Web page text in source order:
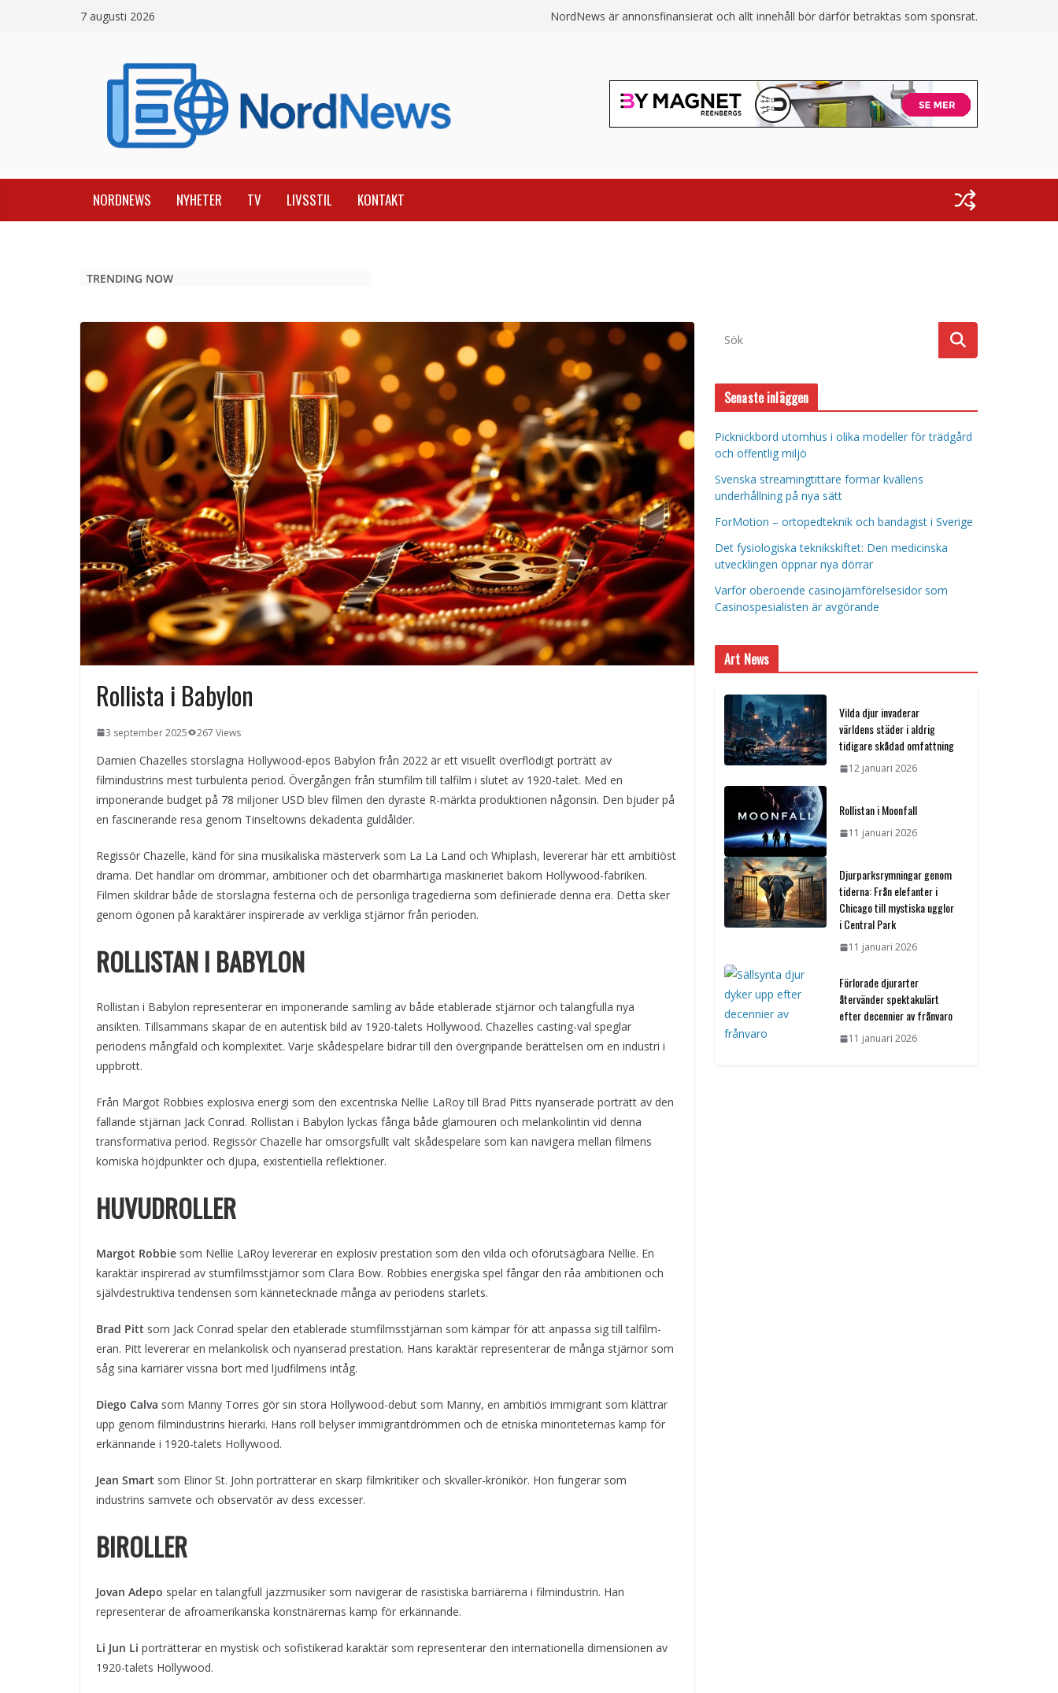
7 augusti 2026 NordNews är annonsfinansierat och allt innehåll bör därför betraktas som sponsrat.
NORDNEWS NYHETER TV LIVSSTIL KONTAKT
TRENDING NOW
Rollista i Babylon
3 september 2025 267 Views
Damien Chazelles storslagna Hollywood-epos Babylon från 2022 är ett visuellt överflödigt porträtt av
filmindustrins mest turbulenta period. Övergången från stumfilm till talfilm i slutet av 1920-talet. Med en
imponerande budget på 78 miljoner USD blev filmen den dyraste R-märkta produktionen någonsin. Den bjuder på
en fascinerande resa genom Tinseltowns dekadenta guldålder.
Regissör Chazelle, känd för sina musikaliska mästerverk som La La Land och Whiplash, levererar här ett ambitiöst
drama. Det handlar om drömmar, ambitioner och det obarmhärtiga maskineriet bakom Hollywood-fabriken.
Filmen skildrar både de storslagna festerna och de personliga tragedierna som definierade denna era. Detta sker
genom ögonen på karaktärer inspirerade av verkliga stjärnor från perioden.
ROLLISTAN I BABYLON
Rollistan i Babylon representerar en imponerande samling av både etablerade stjärnor och talangfulla nya
ansikten. Tillsammans skapar de en autentisk bild av 1920-talets Hollywood. Chazelles casting-val speglar
periodens mångfald och komplexitet. Varje skådespelare bidrar till den övergripande berättelsen om en industri i
uppbrott.
Från Margot Robbies explosiva energi som den excentriska Nellie LaRoy till Brad Pitts nyanserade porträtt av den
fallande stjärnan Jack Conrad. Rollistan i Babylon lyckas fånga både glamouren och melankolintin vid denna
transformativa period. Regissör Chazelle har omsorgsfullt valt skådespelare som kan navigera mellan filmens
komiska höjdpunkter och djupa, existentiella reflektioner.
HUVUDROLLER
Margot Robbie som Nellie LaRoy levererar en explosiv prestation som den vilda och oförutsägbara Nellie. En
karaktär inspirerad av stumfilmsstjärnor som Clara Bow. Robbies energiska spel fångar den råa ambitionen och
självdestruktiva tendensen som kännetecknade många av periodens starlets.
Brad Pitt som Jack Conrad spelar den etablerade stumfilmsstjärnan som kämpar för att anpassa sig till talfilm-
eran. Pitt levererar en melankolisk och nyanserad prestation. Hans karaktär representerar de många stjärnor som
såg sina karriärer vissna bort med ljudfilmens intåg.
Diego Calva som Manny Torres gör sin stora Hollywood-debut som Manny, en ambitiös immigrant som klättrar
upp genom filmindustrins hierarki. Hans roll belyser immigrantdrömmen och de etniska minoriteternas kamp för
erkännande i 1920-talets Hollywood.
Jean Smart som Elinor St. John porträtterar en skarp filmkritiker och skvaller-krönikör. Hon fungerar som
industrins samvete och observatör av dess excesser.
BIROLLER
Jovan Adepo spelar en talangfull jazzmusiker som navigerar de rasistiska barriärerna i filmindustrin. Han
representerar de afroamerikanska konstnärernas kamp för erkännande.
Li Jun Li porträtterar en mystisk och sofistikerad karaktär som representerar den internationella dimensionen av
1920-talets Hollywood.
Senaste inläggen
Picknickbord utomhus i olika modeller för trädgård
och offentlig miljö
Svenska streamingtittare formar kvällens
underhållning på nya sätt
ForMotion – ortopedteknik och bandagist i Sverige
Det fysiologiska teknikskiftet: Den medicinska
utvecklingen öppnar nya dörrar
Varför oberoende casinojämförelsesidor som
Casinospesialisten är avgörande
Art News
Vilda djur invaderar
världens städer i aldrig
tidigare skådad omfattning
12 januari 2026
Rollistan i Moonfall
11 januari 2026
Djurparksrymningar genom
tiderna: Från elefanter i
Chicago till mystiska ugglor
i Central Park
11 januari 2026
Förlorade djurarter
återvänder spektakulärt
efter decennier av frånvaro
11 januari 2026